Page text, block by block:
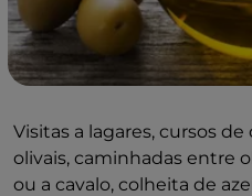
Visitas a lagares, cursos
olivais, caminhadas entre
ou a cavalo, colheita de